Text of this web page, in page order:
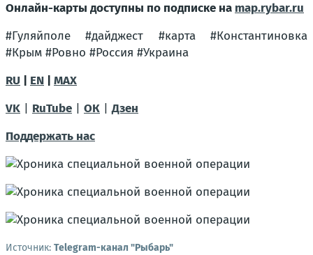
Онлайн-карты доступны по подписке на map.rybar.ru
#Гуляйполе #дайджест #карта #Константиновка
#Крым #Ровно #Россия #Украина
RU
EN
MAX
VK
RuTube ОК |Дзен
Поддержать нас
Источник: Telegram-канал "Рыбарь"